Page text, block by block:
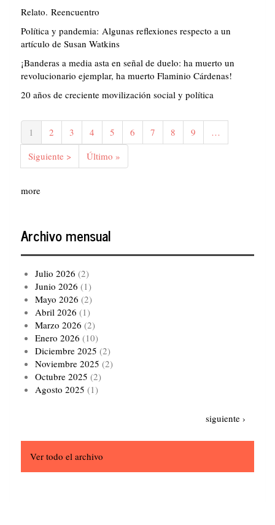
Relato. Reencuentro
Política y pandemia: Algunas reflexiones respecto a un
artículo de Susan Watkins
¡Banderas a media asta en señal de duelo: ha muerto un
revolucionario ejemplar, ha muerto Flaminio Cárdenas!
20 años de creciente movilización social y política
Paginación
Página
actual
1 Página
2 Página
3 Página
4 Página
5 Página
6 Página
7 Página
8 Página
9
…
Siguiente
página
Siguiente >
Última
página
Último »
more
Archivo mensual
Julio 2026 (2)
Junio 2026 (1)
Mayo 2026 (2)
Abril 2026 (1)
Marzo 2026 (2)
Enero 2026 (10)
Diciembre 2025 (2)
Noviembre 2025 (2)
Octubre 2025 (2)
Agosto 2025 (1)
Siguiente
siguiente ›
Ver todo el archivo